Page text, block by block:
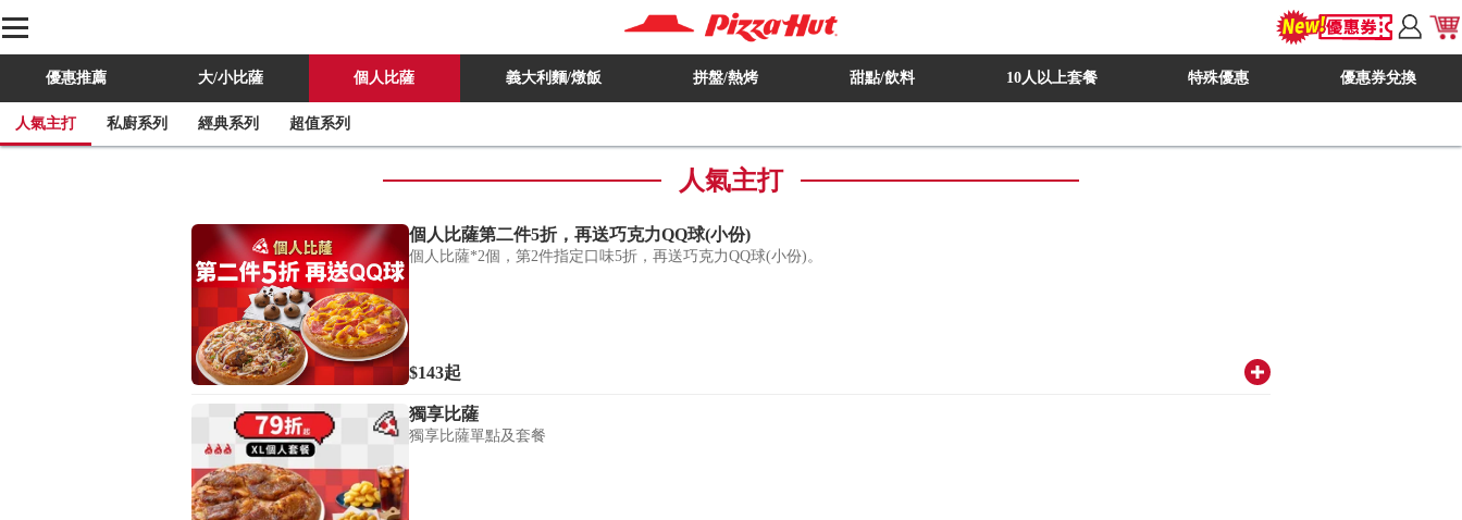
優惠推薦 大/小比薩 個人比薩 義大利麵/燉飯 拼盤/熱烤 甜點/飲料 10人以上套餐 特殊優惠 優惠券兌換
人氣主打 私廚系列 經典系列 超值系列
人氣主打
個人比薩第二件5折，再送巧克力QQ球(小份)
個人比薩*2個，第2件指定口味5折，再送巧克力QQ球(小份)。
$143起
獨享比薩
獨享比薩單點及套餐